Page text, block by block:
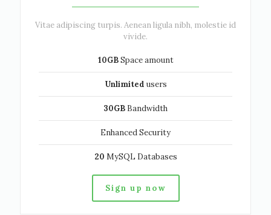
Vitae adipiscing turpis. Aenean ligula nibh, molestie id
vivide.
10GBSpace amount
Unlimited users
30GB Bandwidth
Enhanced Security
20 MySQL Databases
Sign up now